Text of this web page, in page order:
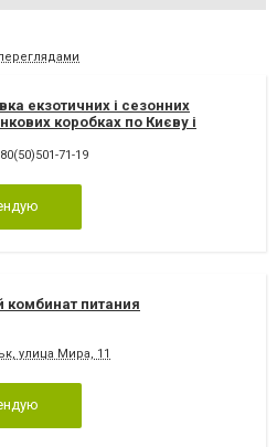
екзотичних і сезонних
коробках по Києву і
71-19
питания
улица Мира, 11